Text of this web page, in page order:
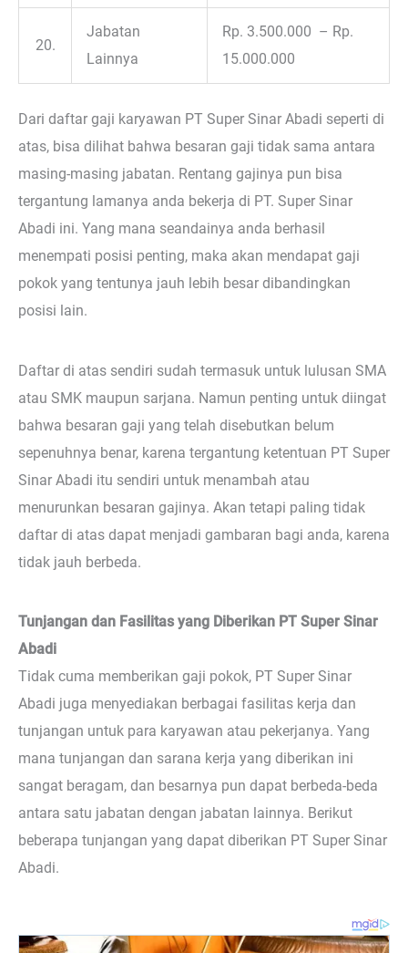
20.
Jabatan
Lainnya
Rp. 3.500.000 – Rp.
15.000.000
Dari daftar gaji karyawan PT Super Sinar Abadi seperti di
atas, bisa dilihat bahwa besaran gaji tidak sama antara
masing-masing jabatan. Rentang gajinya pun bisa
tergantung lamanya anda bekerja di PT. Super Sinar
Abadi ini. Yang mana seandainya anda berhasil
menempati posisi penting, maka akan mendapat gaji
pokok yang tentunya jauh lebih besar dibandingkan
posisi lain.
Daftar di atas sendiri sudah termasuk untuk lulusan SMA
atau SMK maupun sarjana. Namun penting untuk diingat
bahwa besaran gaji yang telah disebutkan belum
sepenuhnya benar, karena tergantung ketentuan PT Super
Sinar Abadi itu sendiri untuk menambah atau
menurunkan besaran gajinya. Akan tetapi paling tidak
daftar di atas dapat menjadi gambaran bagi anda, karena
tidak jauh berbeda.
Tunjangan dan Fasilitas yang Diberikan PT Super Sinar
Abadi
Tidak cuma memberikan gaji pokok, PT Super Sinar
Abadi juga menyediakan berbagai fasilitas kerja dan
tunjangan untuk para karyawan atau pekerjanya. Yang
mana tunjangan dan sarana kerja yang diberikan ini
sangat beragam, dan besarnya pun dapat berbeda-beda
antara satu jabatan dengan jabatan lainnya. Berikut
beberapa tunjangan yang dapat diberikan PT Super Sinar
Abadi.